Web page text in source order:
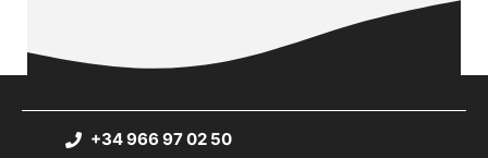
+34 966 97 02 50